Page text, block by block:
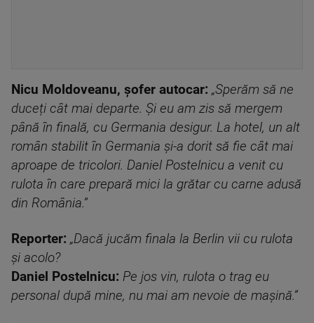
Nicu Moldoveanu, șofer autocar: „Sperăm să ne
duceți cât mai departe. Și eu am zis să mergem
până în finală, cu Germania desigur. La hotel, un alt
român stabilit în Germania și-a dorit să fie cât mai
aproape de tricolori. Daniel Postelnicu a venit cu
rulota în care prepară mici la grătar cu carne adusă
din România.”
Reporter: „Dacă jucăm finala la Berlin vii cu rulota
și acolo?
Daniel Postelnicu: Pe jos vin, rulota o trag eu
personal după mine, nu mai am nevoie de mașină.”